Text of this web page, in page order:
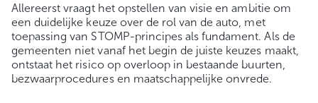
Allereerst vraagt het opstellen van visie en ambitie om
een duidelijke keuze over de rol van de auto, met
toepassing van STOMP-principes als fundament. Als de
gemeenten niet vanaf het begin de juiste keuzes maakt,
ontstaat het risico op overloop in bestaande buurten,
bezwaarprocedures en maatschappelijke onvrede.